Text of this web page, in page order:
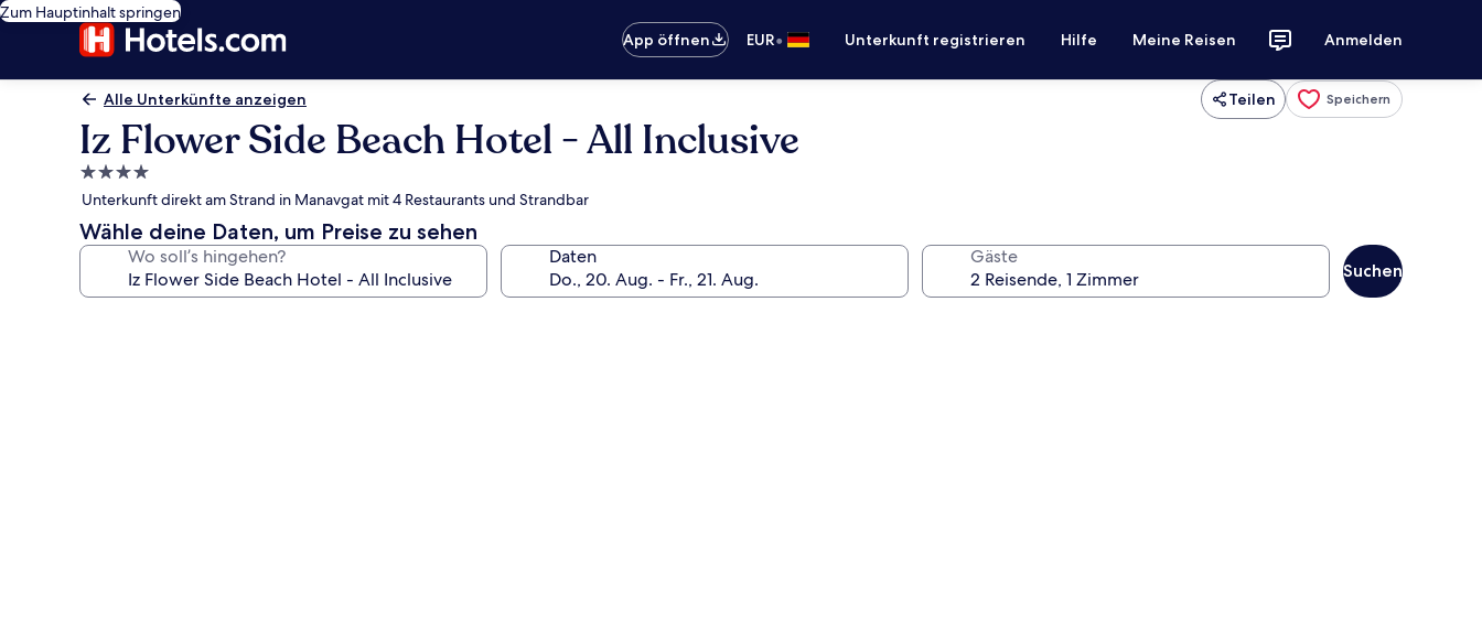
Zum Hauptinhalt springen
App öffnen
EUR• Unterkunft registrieren Hilfe Meine Reisen Anmelden
Alle Unterkünfte anzeigen Teilen Speichern
Iz Flower Side Beach Hotel - All Inclusive
4.0-
Sterne-
Unterkunft
Unterkunft direkt am Strand in Manavgat mit 4 Restaurants und Strandbar
Wähle deine Daten, um Preise zu sehen
Wo soll’s hingehen? Daten Gäste
Suchen